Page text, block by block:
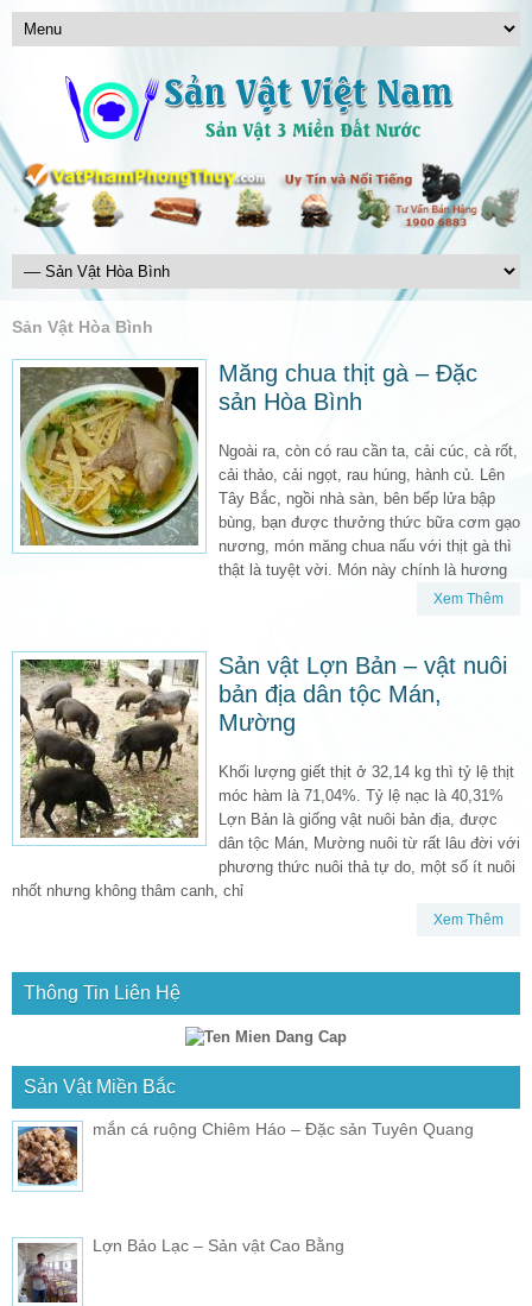
Sản Vật Hòa Bình
Măng chua thịt gà – Đặc
sản Hòa Bình
Ngoài ra, còn có rau cần ta, cải cúc, cà rốt,
cải thảo, cải ngọt, rau húng, hành củ. Lên
Tây Bắc, ngồi nhà sàn, bên bếp lửa bập
bùng, bạn được thưởng thức bữa cơm gạo
nương, món măng chua nấu với thịt gà thì
thật là tuyệt vời. Món này chính là hương
Xem Thêm
Sản vật Lợn Bản – vật nuôi
bản địa dân tộc Mán,
Mường
Khối lượng giết thịt ở 32,14 kg thì tỷ lệ thịt
móc hàm là 71,04%. Tỷ lệ nạc là 40,31%
Lợn Bản là giống vật nuôi bản địa, được
dân tộc Mán, Mường nuôi từ rất lâu đời với
phương thức nuôi thả tự do, một số ít nuôi
nhốt nhưng không thâm canh, chỉ
Xem Thêm
Thông Tin Liên Hệ
Sản Vật Miền Bắc
mắn cá ruộng Chiêm Háo – Đặc sản Tuyên Quang
Lợn Bảo Lạc – Sản vật Cao Bằng